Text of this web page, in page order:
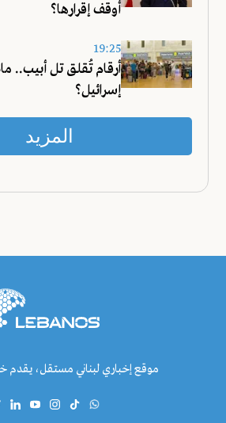
أوقف إقرارها؟
19:25
أرقام تُقلق تل أبيب..
إسرائيل؟
المزيد
موقع إخباري لبناني مستقل، يقدم خدمة